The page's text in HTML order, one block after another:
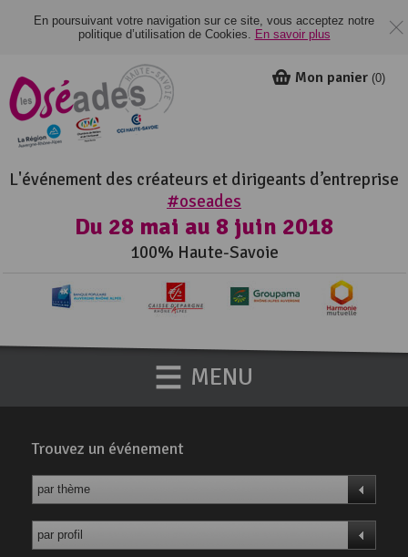
En poursuivant votre navigation sur ce site, vous acceptez notre
politique d’utilisation de Cookies. En savoir plus
L'événement des créateurs et dirigeants d’entreprise
#oseades
Du 28 mai au 8 juin 2018
100% Haute-Savoie
Mon panier (0)
MENU
Trouvez un événement
par thème
par profil